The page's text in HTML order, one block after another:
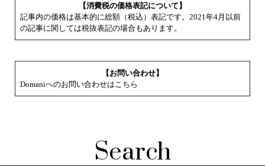
【消費税の価格表記について】
記事内の価格は基本的に総額（税込）表記です。2021年4月以前
の記事に関しては税抜表記の場合もあります。
【お問い合わせ】
Domaniへのお問い合わせはこちら
Search